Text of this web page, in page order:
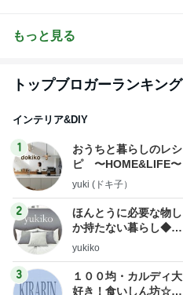
もっと見る
トップブロガーランキング
インテリア&DIY
1
おうちと暮らしのレシ
ピ 〜HOME&LIFE〜
yuki (ドキ子）
2
ほんとうに必要な物し
か持たない暮らし◆Ke
ep Life Simple◆〜イ
yukiko
3
１００均・カルディ大
好き！食いしん坊☆き